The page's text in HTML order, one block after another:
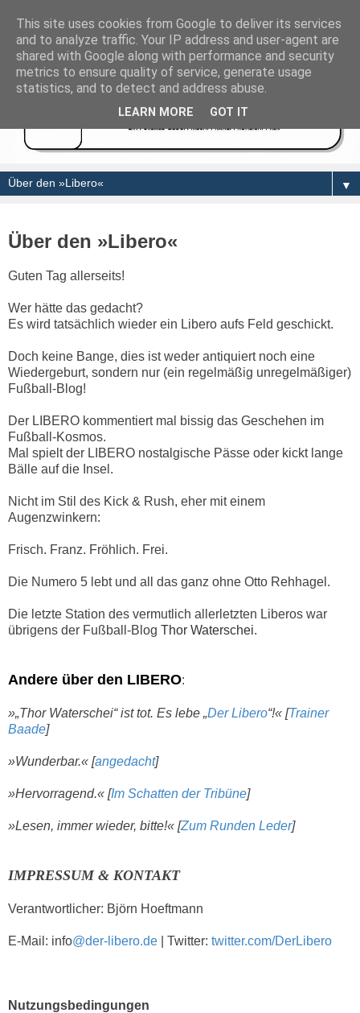
▼
Über den »Libero«
Guten Tag allerseits!
Wer hätte das gedacht?
Es wird tatsächlich wieder ein Libero aufs Feld geschickt.
Doch keine Bange, dies ist weder antiquiert noch eine
Wiedergeburt, sondern nur (ein regelmäßig unregelmäßiger)
Fußball-Blog!
Der LIBERO kommentiert mal bissig das Geschehen im
Fußball-Kosmos.
Mal spielt der LIBERO nostalgische Pässe oder kickt lange
Bälle auf die Insel.
Nicht im Stil des Kick & Rush, eher mit einem
Augenzwinkern:
Frisch. Franz. Fröhlich. Frei.
Die Numero 5 lebt und all das ganz ohne Otto Rehhagel.
Die letzte Station des vermutlich allerletzten Liberos war
übrigens der Fußball-Blog Thor Waterschei.
Andere über den LIBERO:
»„Thor Waterschei“ ist tot. Es lebe „Der Libero“!« [Trainer
Baade]
»Wunderbar.« [angedacht]
»Hervorragend.« [Im Schatten der Tribüne]
»Lesen, immer wieder, bitte!« [Zum Runden Leder]
IMPRESSUM & KONTAKT
Verantwortlicher: Björn Hoeftmann
E-Mail: info@der-libero.de Twitter: twitter.com/DerLibero
Nutzungsbedingungen
This site uses cookies from Google to deliver its services
and to analyze traffic. Your IP address and user-agent are
shared with Google along with performance and security
metrics to ensure quality of service, generate usage
statistics, and to detect and address abuse.
LEARN MORE GOT IT